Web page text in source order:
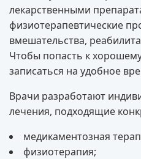
лекарственными
физиотерапевтические
вмешательства,
Чтобы попасть к
записаться на удобное
Врачи разработают
лечения, подходящие
медикаментозная
физиотерапия;